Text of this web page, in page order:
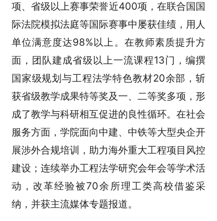
项、省级以上赛事荣誉近400项，在联合国国
际法院模拟法庭等国际赛事中屡获佳绩，用人
单位满意度达98%以上。在教师素质提升方
面，团队建成省级以上一流课程13门，编撰
国家级规划与工程法学特色教材20余部，斩
获省级教学成果特等奖及一、二等奖多项，形
成了教学与科研相互促进的良性循环。在社会
服务方面，学院面向中建、中铁等大型央企开
展涉外合规培训，助力海外重大工程项目风控
建设；连续举办工程法学研究会年会等学术活
动，改革经验被70余所理工类高校借鉴采
纳，并获主流媒体专题报道。